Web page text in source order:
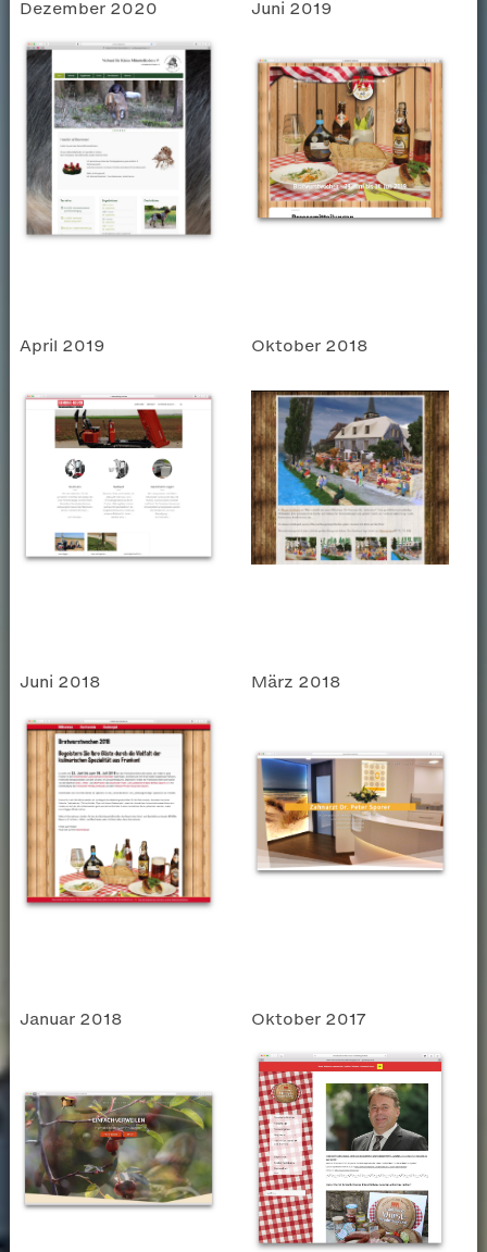
Dezember 2020 Juni 2019
April 2019 Oktober 2018
Juni 2018 März 2018
Januar 2018 Oktober 2017